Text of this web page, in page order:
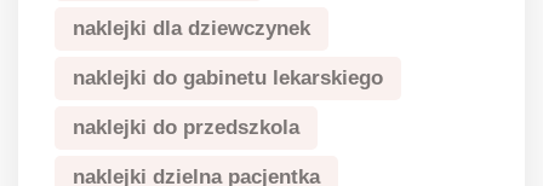
naklejki dla dziewczynek
naklejki do gabinetu lekarskiego
naklejki do przedszkola
naklejki dzielna pacjentka